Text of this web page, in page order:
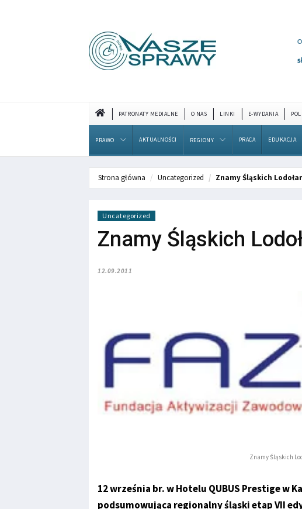
PATRONATY MEDIALNE O NAS LINKI E-WYDANIA
PRAWO AKTUALNOŚCI REGIONY PRACA EDUKACJA
Strona główna Uncategorized Znamy Śląskich
Uncategorized
Znamy Śląskich
12.09.2011
Znamy Śląskich
12 września br. w Hotelu QUBUS Prestige w
podsumowująca regionalny śląski etap VII